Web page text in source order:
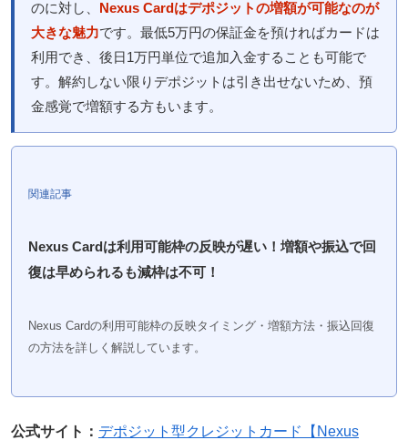
のに対し、
Nexus Cardはデポジットの増額が可能なのが
大きな魅力です。最低5万円の保証金を預ければカードは
利用でき、後日1万円単位で追加入金することも可能で
す。解約しない限りデポジットは引き出せないため、預
金感覚で増額する方もいます。
関連記事
Nexus Cardは利用可能枠の反映が遅い！増額や振込で回
復は早められるも減枠は不可！
Nexus Cardの利用可能枠の反映タイミング・増額方法・振込回復
の方法を詳しく解説しています。
公式サイト： デポジット型クレジットカード【Nexus